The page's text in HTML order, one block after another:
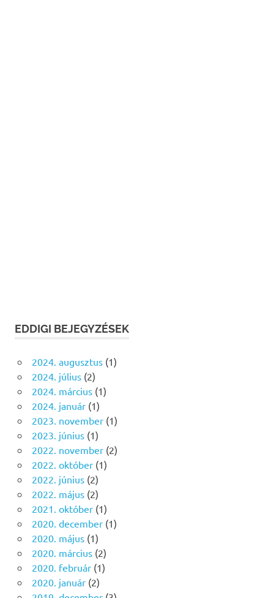
EDDIGI BEJEGYZÉSEK
2024. augusztus(1)
2024. július(2)
2024. március(1)
2024. január(1)
2023. november(1)
2023. június(1)
2022. november(2)
2022. október(1)
2022. június(2)
2022. május(2)
2021. október(1)
2020. december(1)
2020. május(1)
2020. március(2)
2020. február(1)
2020. január(2)